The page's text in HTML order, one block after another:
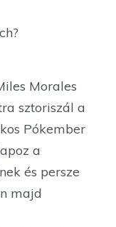
Morales
sztoriszál a
Pókember
a
és persze
majd